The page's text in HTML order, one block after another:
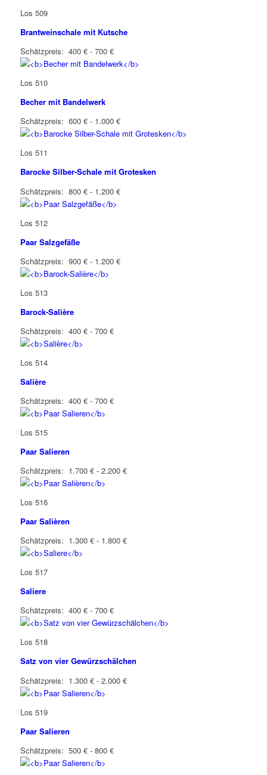
Los 509
Brantweinschale mit Kutsche
Schätzpreis: 400 € - 700 €
Los 510
Becher mit Bandelwerk
Schätzpreis: 600 € - 1.000 €
Los 511
Barocke Silber-Schale mit Grotesken
Schätzpreis: 800 € - 1.200 €
Los 512
Paar Salzgefäße
Schätzpreis: 900 € - 1.200 €
Los 513
Barock-Salière
Schätzpreis: 400 € - 700 €
Los 514
Salière
Schätzpreis: 400 € - 700 €
Los 515
Paar Salieren
Schätzpreis: 1.700 € - 2.200 €
Los 516
Paar Salièren
Schätzpreis: 1.300 € - 1.800 €
Los 517
Saliere
Schätzpreis: 400 € - 700 €
Los 518
Satz von vier Gewürzschälchen
Schätzpreis: 1.300 € - 2.000 €
Los 519
Paar Salieren
Schätzpreis: 500 € - 800 €